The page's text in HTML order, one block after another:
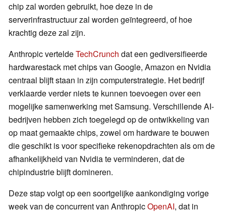
chip zal worden gebruikt, hoe deze in de
serverinfrastructuur zal worden geïntegreerd, of hoe
krachtig deze zal zijn.
Anthropic verteldeTechCrunch dat een gediversifieerde
hardwarestack met chips van Google, Amazon en Nvidia
centraal blijft staan in zijn computerstrategie. Het bedrijf
verklaarde verder niets te kunnen toevoegen over een
mogelijke samenwerking met Samsung. Verschillende AI-
bedrijven hebben zich toegelegd op de ontwikkeling van
op maat gemaakte chips, zowel om hardware te bouwen
die geschikt is voor specifieke rekenopdrachten als om de
afhankelijkheid van Nvidia te verminderen, dat de
chipindustrie blijft domineren.
Deze stap volgt op een soortgelijke aankondiging vorige
week van de concurrent van AnthropicOpenAI, dat in